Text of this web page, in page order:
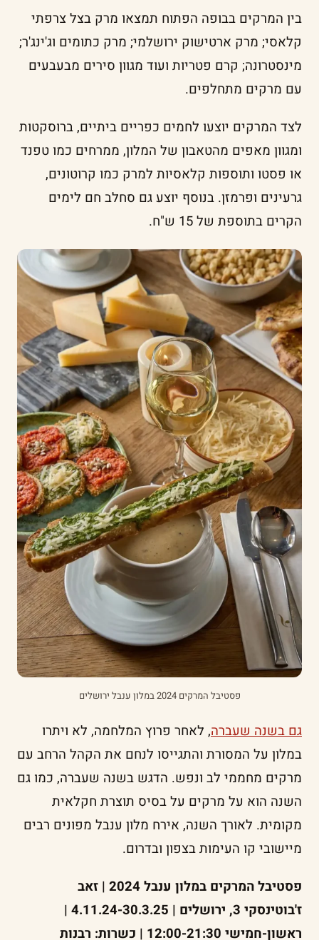
בין המרקים בבופה הפתוח תמצאו מרק בצל צרפתי
קלאסי; מרק ארטישוק ירושלמי; מרק כתומים וג'ינג'ר;
מינסטרונה; קרם פטריות ועוד מגוון סירים מבעבעים
עם מרקים מתחלפים.
לצד המרקים יוצעו לחמים כפריים ביתיים, ברוסקטות
ומגוון מאפים מהטאבון של המלון, ממרחים כמו טפנד
או פסטו ותוספות קלאסיות למרק כמו קרוטונים,
גרעינים ופרמזן. בנוסף יוצע גם סחלב חם לימים
הקרים בתוספת של 15 ש"ח.
פסטיבל המרקים 2024 במלון ענבל ירושלים
גם בשנה שעברה, לאחר פרוץ המלחמה, לא ויתרו
במלון על המסורת והתגייסו לנחם את הקהל הרחב עם
מרקים מחממי לב ונפש. הדגש בשנה שעברה, כמו גם
השנה הוא על מרקים על בסיס תוצרת חקלאית
מקומית. לאורך השנה, אירח מלון ענבל מפונים רבים
מיישובי קו העימות בצפון ובדרום.
פסטיבל המרקים במלון ענבל 2024 | זאב
ז'בוטינסקי 3, ירושלים | 4.11.24-30.3.25 |
ראשון-חמישי 12:00-21:30 | כשרות: רבנות